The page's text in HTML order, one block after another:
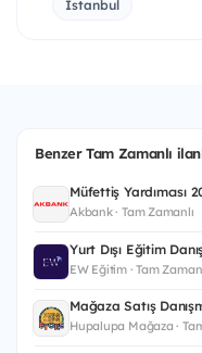
İstanbul
Benzer Tam Zamanlı
Müfettiş Yardımcısı
Akbank · Tam Zamanlı
Yurt Dışı Eğitim
EW Eğitim · Tam
Mağaza Satış
Hupalupa Mağaza ·